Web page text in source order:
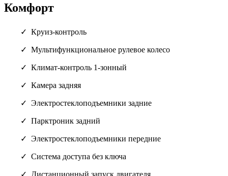
Комфорт
Круиз-контроль
Мультифункциональное рулевое колесо
Климат-контроль 1-зонный
Камера задняя
Электростеклоподъемники задние
Парктроник задний
Электростеклоподъемники передние
Система доступа без ключа
Дистанционный запуск двигателя